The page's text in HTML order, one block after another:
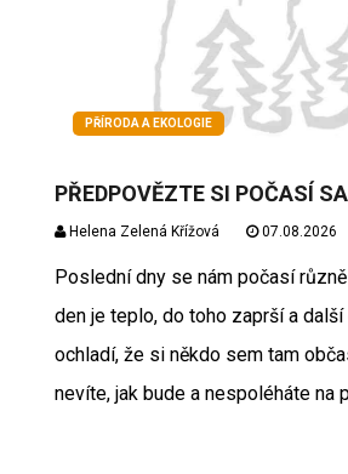
PŘÍRODA A EKOLOGIE
PŘEDPOVĚZTE SI POČASÍ
Helena Zelená Křížová 07.08.2026
Poslední dny se nám počasí
den je teplo, do toho zaprší a
ochladí, že si někdo sem tam
nevíte, jak bude a nespoléháte na